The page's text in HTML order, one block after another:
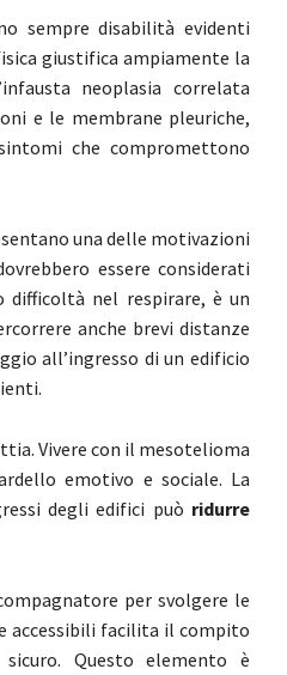
sempre disabilità evidenti
giustifica ampiamente la
neoplasia correlata
e le membrane pleuriche,
che compromettono
una delle motivazioni
essere considerati
difficoltà nel respirare, è un
anche brevi distanze
all’ingresso di un edificio
Vivere con il mesotelioma
emotivo e sociale. La
degli edifici può ridurre
per svolgere le
accessibili facilita il compito
Questo elemento è